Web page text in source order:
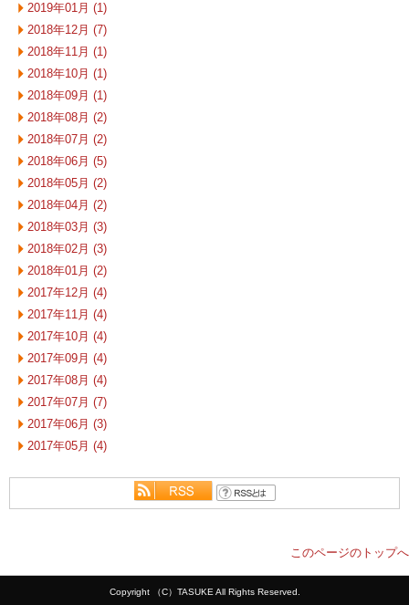
2019年01月 (1)
2018年12月 (7)
2018年11月 (1)
2018年10月 (1)
2018年09月 (1)
2018年08月 (2)
2018年07月 (2)
2018年06月 (5)
2018年05月 (2)
2018年04月 (2)
2018年03月 (3)
2018年02月 (3)
2018年01月 (2)
2017年12月 (4)
2017年11月 (4)
2017年10月 (4)
2017年09月 (4)
2017年08月 (4)
2017年07月 (7)
2017年06月 (3)
2017年05月 (4)
このページのトップへ
Copyright （C）TASUKE All Rights Reserved.